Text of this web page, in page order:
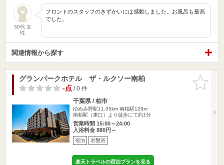
30代 女
性
フロントのスタッフのきずかいには感動しました。お風呂も最高
でした。
関連情報から探す
お気に入
りに追加
グランパークホテル ザ・ルクソー南柏
-点/ 0 件
千葉県 / 柏市
ゆめみ野駅11.05km 南柏駅129m
南柏駅（東口）より徒歩にて約1分
営業時間 15:00～24:00
入浴料金 880円～
宿泊 岩盤浴
楽天トラベルの宿泊プランを見る